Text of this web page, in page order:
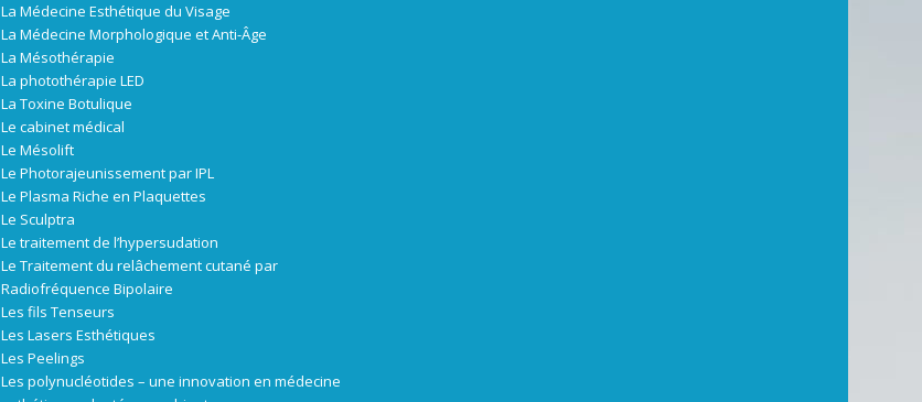
La Médecine Esthétique du Visage
La Médecine Morphologique et Anti-Âge
La Mésothérapie
La photothérapie LED
La Toxine Botulique
Le cabinet médical
Le Mésolift
Le Photorajeunissement par IPL
Le Plasma Riche en Plaquettes
Le Sculptra
Le traitement de l’hypersudation
Le Traitement du relâchement cutané par
Radiofréquence Bipolaire
Les fils Tenseurs
Les Lasers Esthétiques
Les Peelings
Les polynucléotides – une innovation en médecine